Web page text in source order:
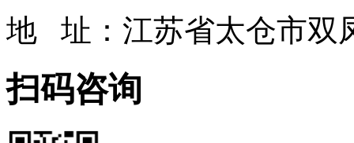
地 址：江苏省太仓市双
扫码咨询